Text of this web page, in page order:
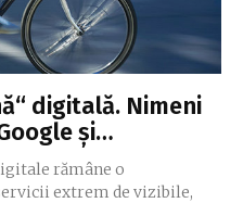
digitală. Nimeni
şi…
rămâne o
extrem de vizibile,